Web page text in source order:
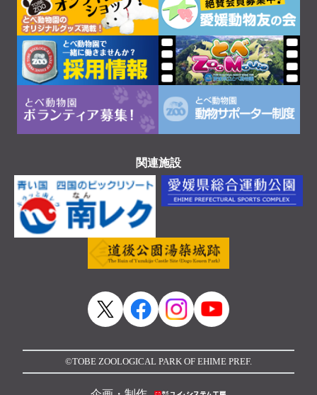
関連施設
©TOBE ZOOLOGICAL PARK OF EHIME PREF.